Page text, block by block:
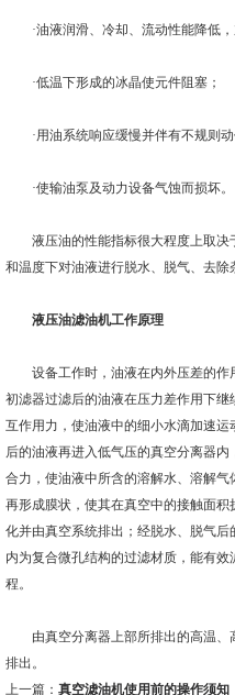
·油液润滑、冷却、流动性能降低，
·低温下形成的冰晶使元件阻塞；
·用油系统响应缓慢并伴有不规则动
·使输油泵及动力设备气蚀而损坏。
液压油的性能指标很大程度上取决
和温度下对油液进行脱水、脱气、去除
液压油滤油机工作原理
设备工作时，油液在内外压差的作
初滤器过滤后的油液在压力差作用下
互作用力，使油液中的细小水滴加速
后的油液再进入低气压的真空分离器
合力，使油液中所含的溶解水、溶解
再形成膜状，使其在真空中的接触面
化并由真空系统排出；经脱水、脱气
内为复合微孔结构的过滤材质，能有
程。
由真空分离器上部所排出的高温、
排出。
上一篇： 真空滤油机使用前的操作须知